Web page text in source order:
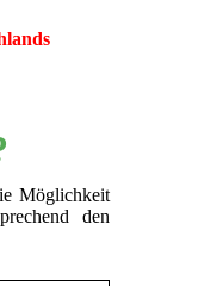
Möglichkeit
den